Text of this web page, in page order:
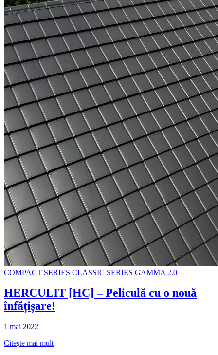
COMPACT SERIES CLASSIC SERIES GAMMA 2.0
HERCULIT [HC] – Peliculă cu o nouă
înfățișare!
1 mai 2022
Citește mai mult